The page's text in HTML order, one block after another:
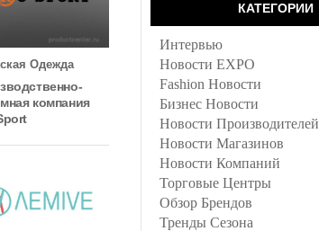
Одежда
компания
КАТЕГОРИИ
Интервью
Новости EXPO
Fashion Новости
Бизнес Новости
Новости Производителей
Новости Магазинов
Новости Компаний
Торговые Центры
Обзор Брендов
Тренды Сезона